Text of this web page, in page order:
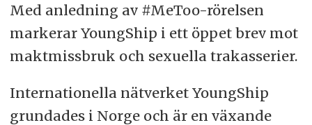
Med anledning av #MeToo-rörelsen
markerar YoungShip i ett öppet brev mot
maktmissbruk och sexuella trakasserier.
Internationella nätverket YoungShip
grundades i Norge och är en växande